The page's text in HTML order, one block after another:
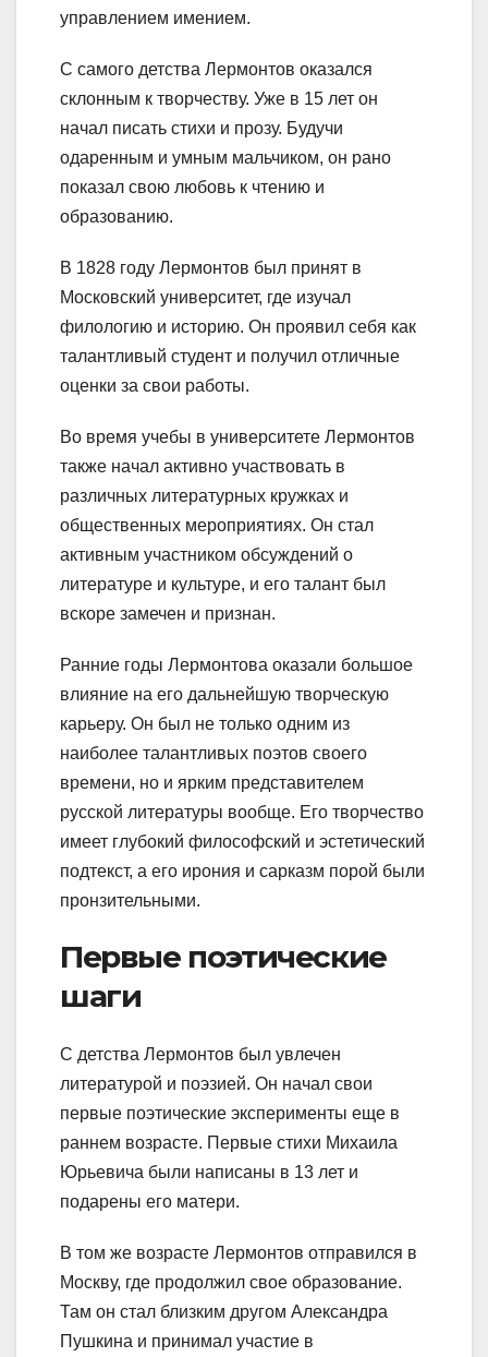
управлением имением.
С самого детства Лермонтов оказался
склонным к творчеству. Уже в 15 лет он
начал писать стихи и прозу. Будучи
одаренным и умным мальчиком, он рано
показал свою любовь к чтению и
образованию.
В 1828 году Лермонтов был принят в
Московский университет, где изучал
филологию и историю. Он проявил себя как
талантливый студент и получил отличные
оценки за свои работы.
Во время учебы в университете Лермонтов
также начал активно участвовать в
различных литературных кружках и
общественных мероприятиях. Он стал
активным участником обсуждений о
литературе и культуре, и его талант был
вскоре замечен и признан.
Ранние годы Лермонтова оказали большое
влияние на его дальнейшую творческую
карьеру. Он был не только одним из
наиболее талантливых поэтов своего
времени, но и ярким представителем
русской литературы вообще. Его творчество
имеет глубокий философский и эстетический
подтекст, а его ирония и сарказм порой были
пронзительными.
Первые поэтические
шаги
С детства Лермонтов был увлечен
литературой и поэзией. Он начал свои
первые поэтические эксперименты еще в
раннем возрасте. Первые стихи Михаила
Юрьевича были написаны в 13 лет и
подарены его матери.
В том же возрасте Лермонтов отправился в
Москву, где продолжил свое образование.
Там он стал близким другом Александра
Пушкина и принимал участие в